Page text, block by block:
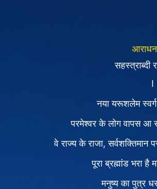
सहस्त्राब्दी
I
नया यरूशलेम
परमेश्वर के लोग वापस आ
वे राज्य के राजा, सर्वशक्तिमान
पूरा ब्रह्मांड भरा है
मनुष्य का पुत्र